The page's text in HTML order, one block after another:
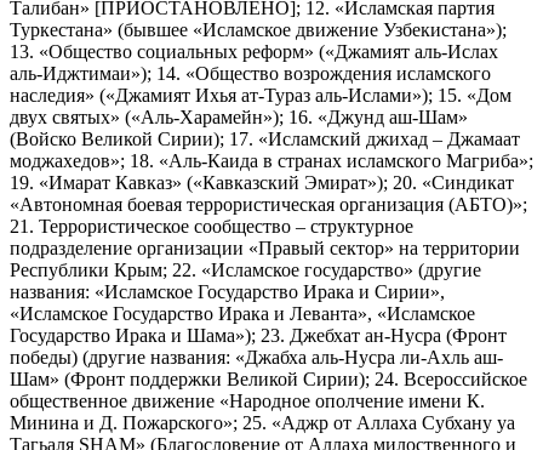
Талибан» [ПРИОСТАНОВЛЕНО]; 12. «Исламская партия
Туркестана» (бывшее «Исламское движение Узбекистана»);
13. «Общество социальных реформ» («Джамият аль-Ислах
аль-Иджтимаи»); 14. «Общество возрождения исламского
наследия» («Джамият Ихья ат-Тураз аль-Ислами»); 15. «Дом
двух святых» («Аль-Харамейн»); 16. «Джунд аш-Шам»
(Войско Великой Сирии); 17. «Исламский джихад – Джамаат
моджахедов»; 18. «Аль-Каида в странах исламского Магриба»;
19. «Имарат Кавказ» («Кавказский Эмират»); 20. «Синдикат
«Автономная боевая террористическая организация (АБТО)»;
21. Террористическое сообщество – структурное
подразделение организации «Правый сектор» на территории
Республики Крым; 22. «Исламское государство» (другие
названия: «Исламское Государство Ирака и Сирии»,
«Исламское Государство Ирака и Леванта», «Исламское
Государство Ирака и Шама»); 23. Джебхат ан-Нусра (Фронт
победы) (другие названия: «Джабха аль-Нусра ли-Ахль аш-
Шам» (Фронт поддержки Великой Сирии); 24. Всероссийское
общественное движение «Народное ополчение имени К.
Минина и Д. Пожарского»; 25. «Аджр от Аллаха Субхану уа
Тагьаля SHAM» (Благословение от Аллаха милоственного и